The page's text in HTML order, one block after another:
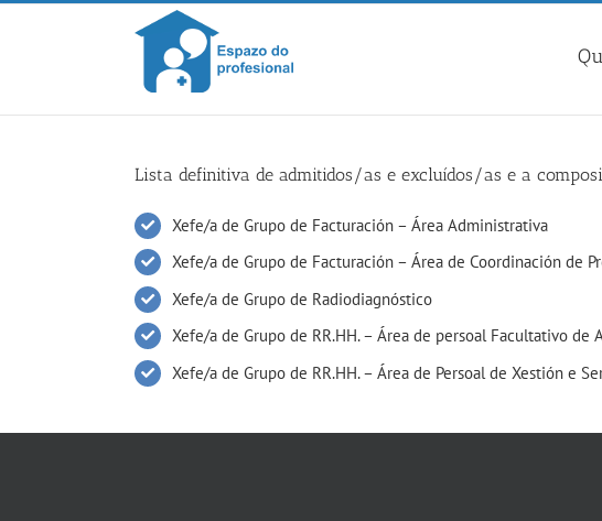
Skip
Lista definitiva de admitidos/as e excluídos/as e a
Xefe/a de Grupo de Facturación – Área Administrativa
Xefe/a de Grupo de Facturación – Área de Coordinación de
Xefe/a de Grupo de Radiodiagnóstico
Xefe/a de Grupo de RR.HH. – Área de persoal Facultativo de
Xefe/a de Grupo de RR.HH. – Área de Persoal de Xestión e